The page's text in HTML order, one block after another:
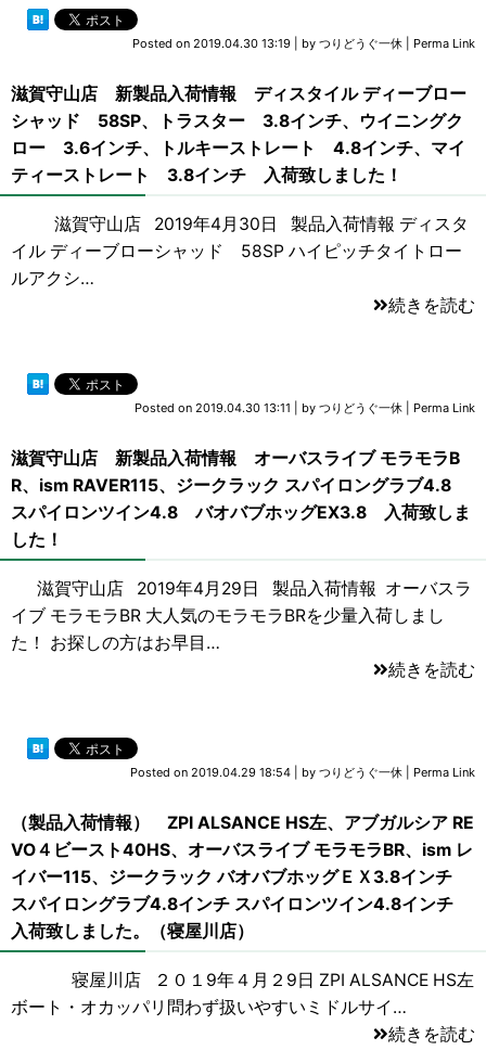
Posted on 2019.04.30 13:19 by つりどうぐ一休 Perma Link
滋賀守山店 新製品入荷情報 ディスタイル ディーブロー
シャッド 58SP、トラスター 3.8インチ、ウイニングク
ロー 3.6インチ、トルキーストレート 4.8インチ、マイ
ティーストレート 3.8インチ 入荷致しました！
滋賀守山店 2019年4月30日 製品入荷情報 ディスタ
イル ディーブローシャッド 58SP ハイピッチタイトロー
ルアクシ…
続きを読む
Posted on 2019.04.30 13:11 by つりどうぐ一休 Perma Link
滋賀守山店 新製品入荷情報 オーバスライブ モラモラB
R、ism RAVER115、ジークラック スパイロングラブ4.8
スパイロンツイン4.8 バオバブホッグEX3.8 入荷致しま
した！
滋賀守山店 2019年4月29日 製品入荷情報 オーバスラ
イブ モラモラBR 大人気のモラモラBRを少量入荷しまし
た！ お探しの方はお早目…
続きを読む
Posted on 2019.04.29 18:54 by つりどうぐ一休 Perma Link
（製品入荷情報） ZPI ALSANCE HS左、アブガルシア RE
VO４ビースト40HS、オーバスライブ モラモラBR、ism レ
イバー115、ジークラック バオバブホッグＥＸ3.8インチ
スパイロングラブ4.8インチ スパイロンツイン4.8インチ
入荷致しました。（寝屋川店）
寝屋川店 ２０１9年４月２9日 ZPI ALSANCE HS左
ボート・オカッパリ問わず扱いやすいミドルサイ…
続きを読む